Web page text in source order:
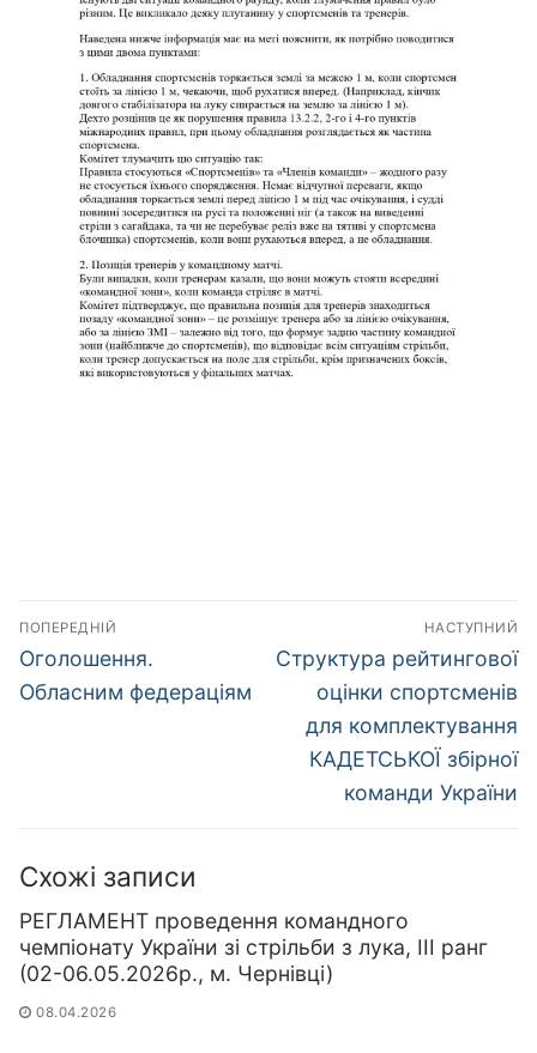
Навігація
записів
ПОПЕРЕДНІЙ
Попередній
запис:
Оголошення.
Обласним федераціям
НАСТУПНИЙ
Наступний
запис:
Структура рейтингової
оцінки спортсменів
для комплектування
КАДЕТСЬКОЇ збірної
команди України
Схожі записи
РЕГЛАМЕНТ проведення командного
чемпіонату України зі стрільби з лука, ІІІ ранг
(02-06.05.2026р., м. Чернівці)
08.04.2026